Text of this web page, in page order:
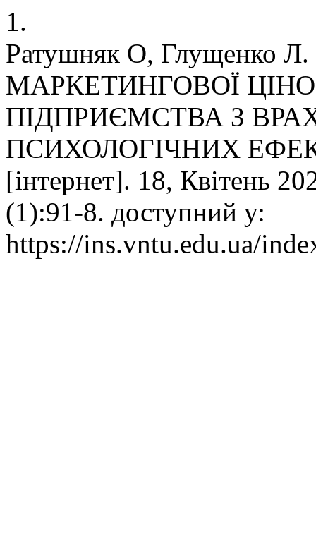
1.
Ратушняк О,
МАРКЕТИНГОВОЇ
ПІДПРИЄМСТВА З
ПСИХОЛОГІЧНИХ
[інтернет]. 18, Квітень
(1):91-8. доступний у:
https://ins.vntu.edu.ua/